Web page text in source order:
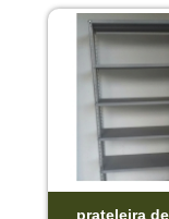
prateleira